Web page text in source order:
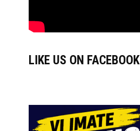
LIKE US ON FACEBOOK